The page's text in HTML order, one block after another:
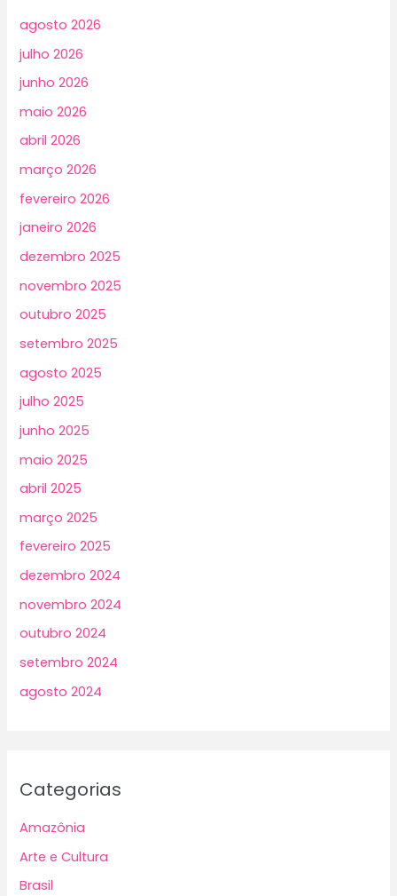
agosto 2026
julho 2026
junho 2026
maio 2026
abril 2026
março 2026
fevereiro 2026
janeiro 2026
dezembro 2025
novembro 2025
outubro 2025
setembro 2025
agosto 2025
julho 2025
junho 2025
maio 2025
abril 2025
março 2025
fevereiro 2025
dezembro 2024
novembro 2024
outubro 2024
setembro 2024
agosto 2024
Categorias
Amazônia
Arte e Cultura
Brasil